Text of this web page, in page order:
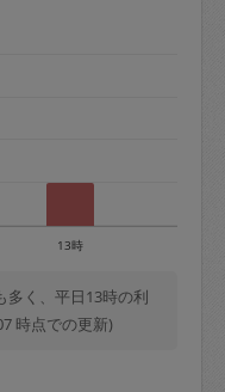
13時
多く、平日13時の利
時点での更新)